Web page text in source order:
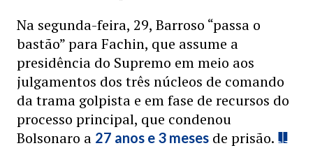
Na segunda-feira, 29, Barroso “passa o
bastão” para Fachin, que assume a
presidência do Supremo em meio aos
julgamentos dos três núcleos de comando
da trama golpista e em fase de recursos do
processo principal, que condenou
Bolsonaro a 27 anos e 3 meses de prisão.